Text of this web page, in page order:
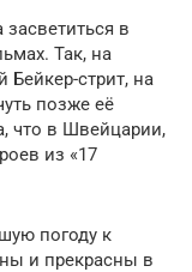
в
Так, на
Бейкер-стрит, на
позже её
что в Швейцарии,
из «17
погоду к
и прекрасны в